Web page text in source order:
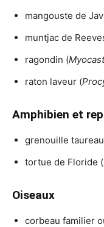
mangouste de
muntjac de
ragondin (
raton laveur (
Amphibien et
grenouille
tortue de Floride (
Oiseaux
corbeau familier